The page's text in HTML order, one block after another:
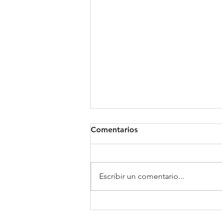
Clínica Somno
Comentarios
Escribir un comentario...